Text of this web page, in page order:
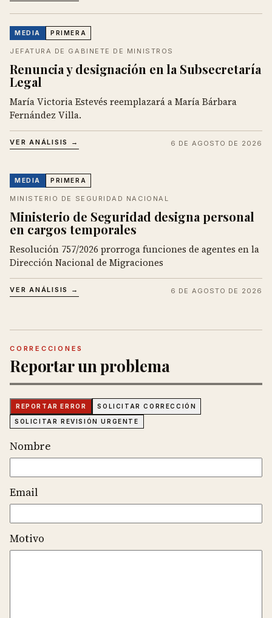
MEDIA PRIMERA
JEFATURA DE GABINETE DE MINISTROS
Renuncia y designación en la Subsecretaría
Legal
María Victoria Estevés reemplazará a María Bárbara
Fernández Villa.
VER ANÁLISIS → 6 DE AGOSTO DE 2026
MEDIA PRIMERA
MINISTERIO DE SEGURIDAD NACIONAL
Ministerio de Seguridad designa personal
en cargos temporales
Resolución 757/2026 prorroga funciones de agentes en la
Dirección Nacional de Migraciones
VER ANÁLISIS → 6 DE AGOSTO DE 2026
CORRECCIONES
Reportar un problema
REPORTAR ERROR SOLICITAR CORRECCIÓN
SOLICITAR REVISIÓN URGENTE
Nombre
Email
Motivo